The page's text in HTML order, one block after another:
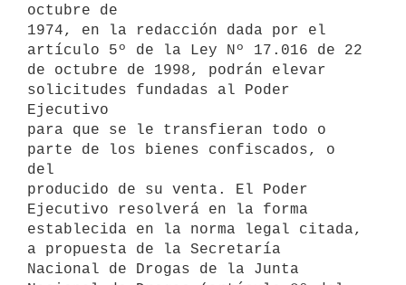
octubre de
1974, en la redacción dada por el
artículo 5º de la Ley Nº 17.016 de 22
de octubre de 1998, podrán elevar
solicitudes fundadas al Poder
Ejecutivo
para que se le transfieran todo o
parte de los bienes confiscados, o
del
producido de su venta. El Poder
Ejecutivo resolverá en la forma
establecida en la norma legal citada,
a propuesta de la Secretaría
Nacional de Drogas de la Junta